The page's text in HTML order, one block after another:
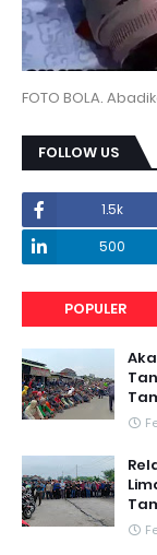
FOTO BOLA.
FOLLOW US
1.5k
500
POPULER